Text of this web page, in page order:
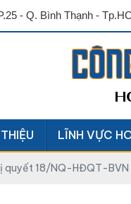
- Q. Bình Thạnh -
LĨNH VỰC
quyết 18/NQ-HĐQT-BVN